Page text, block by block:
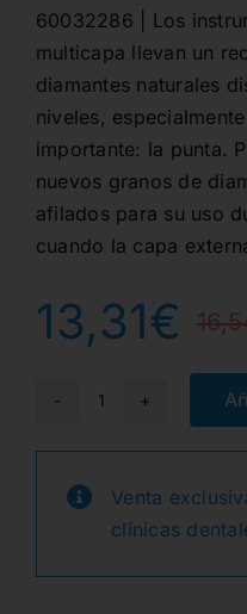
60032286 | Los
multicapa llevan un
diamantes naturales
niveles,
importante: la punta.
nuevos granos de
afilados para su uso
cuando la capa
13,31€
G856-
314-
09.0-
M
FG
Venta
clínicas